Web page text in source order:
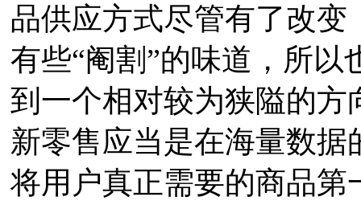
品供应方式尽管有了改
有些“阉割”的味道，所
到一个相对较为狭隘的方
新零售应当是在海量数
将用户真正需要的商品